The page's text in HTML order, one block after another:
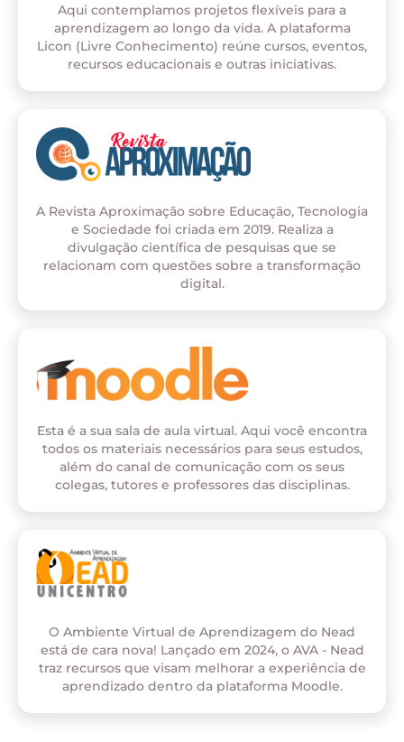
Aqui contemplamos projetos flexíveis para a
aprendizagem ao longo da vida. A plataforma
Licon (Livre Conhecimento) reúne cursos, eventos,
recursos educacionais e outras iniciativas.
A Revista Aproximação sobre Educação, Tecnologia
e Sociedade foi criada em 2019. Realiza a
divulgação científica de pesquisas que se
relacionam com questões sobre a transformação
digital.
Esta é a sua sala de aula virtual. Aqui você encontra
todos os materiais necessários para seus estudos,
além do canal de comunicação com os seus
colegas, tutores e professores das disciplinas.
O Ambiente Virtual de Aprendizagem do Nead
está de cara nova! Lançado em 2024, o AVA - Nead
traz recursos que visam melhorar a experiência de
aprendizado dentro da plataforma Moodle.